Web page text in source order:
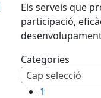
Els serveis que
participació,
Categories
Cap selecció
1